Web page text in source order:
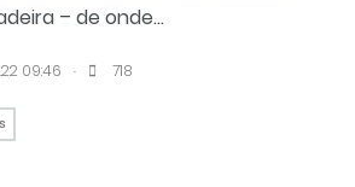
– de onde...
09:46 . 718